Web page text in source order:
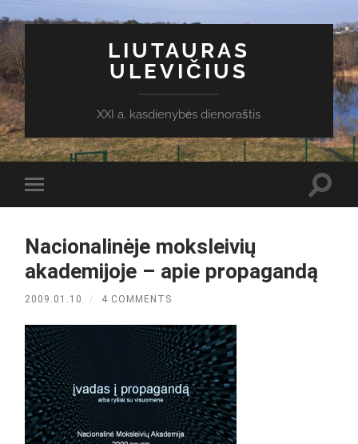
LIUTAURAS
ULEVIČIUS
XXI a. kasdienybės dienoraštis
Toggle
mobile
Nacionalinėje moksleivių
akademijoje – apie propagandą
2009.01.10 / 4 COMMENTS